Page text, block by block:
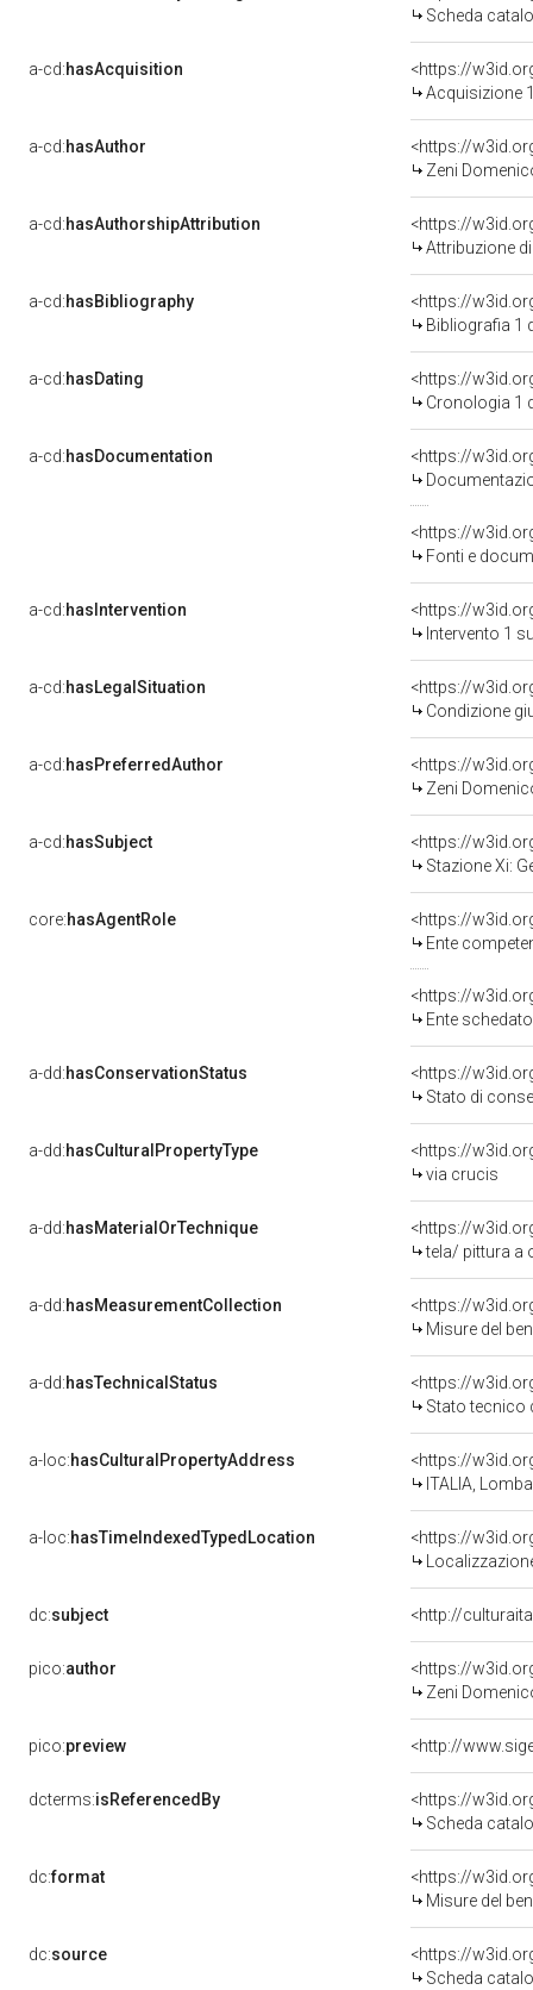
Scheda
a-cd:hasAcquisition
<https://
Acquisizione
a-cd:hasAuthor
<https://
Zeni
a-cd:hasAuthorshipAttribution
<https://
Attribuzione di
a-cd:hasBibliography
<https://
Bibliografia 1
a-cd:hasDating
<https://
Cronologia 1
a-cd:hasDocumentation
<https://
Fonti e
a-cd:hasIntervention
<https://
Intervento 1
a-cd:hasLegalSituation
Condizione
a-cd:hasPreferredAuthor
<https://
Zeni
a-cd:hasSubject
<https://
Stazione Xi:
core:hasAgentRole
<https://
Ente competente
<https://
Ente schedatore del bene
a-dd:hasConservationStatus
<https://
Stato di
a-dd:hasCulturalPropertyType
<https://
via crucis
a-dd:hasMaterialOrTechnique
<https://
tela/ pittura a
a-dd:hasMeasurementCollection
<https://
Misure del
a-dd:hasTechnicalStatus
<https://
Stato tecnico
a-loc:hasCulturalPropertyAddress
<https://
ITALIA,
a-loc:hasTimeIndexedTypedLocation
<https://
dc:subject <http://
pico:author
<https://
Zeni
pico:preview
dcterms:isReferencedBy
<https://
Scheda
dc:format
<https://
Misure del
dc:source
<https://
Scheda